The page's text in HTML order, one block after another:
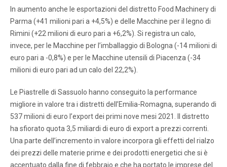
In aumento anche le esportazioni del distretto Food Machinery di
Parma (+41 milioni pari a +4,5%) e delle Macchine per il legno di
Rimini (+22 milioni di euro pari a +6,2%). Si registra un calo,
invece, per le Macchine per l’imballaggio di Bologna (-14 milioni di
euro pari a -0,8%) e per le Macchine utensili di Piacenza (-34
milioni di euro pari ad un calo del 22,2%).
Le Piastrelle di Sassuolo hanno conseguito la performance
migliore in valore tra i distretti dell’Emilia-Romagna, superando di
537 milioni di euro l’export dei primi nove mesi 2021. Il distretto
ha sfiorato quota 3,5 miliardi di euro di export a prezzi correnti.
Una parte dell’incremento in valore incorpora gli effetti del rialzo
dei prezzi delle materie prime e dei prodotti energetici che si è
accentuato dalla fine di febbraio e che ha portato le imprese del